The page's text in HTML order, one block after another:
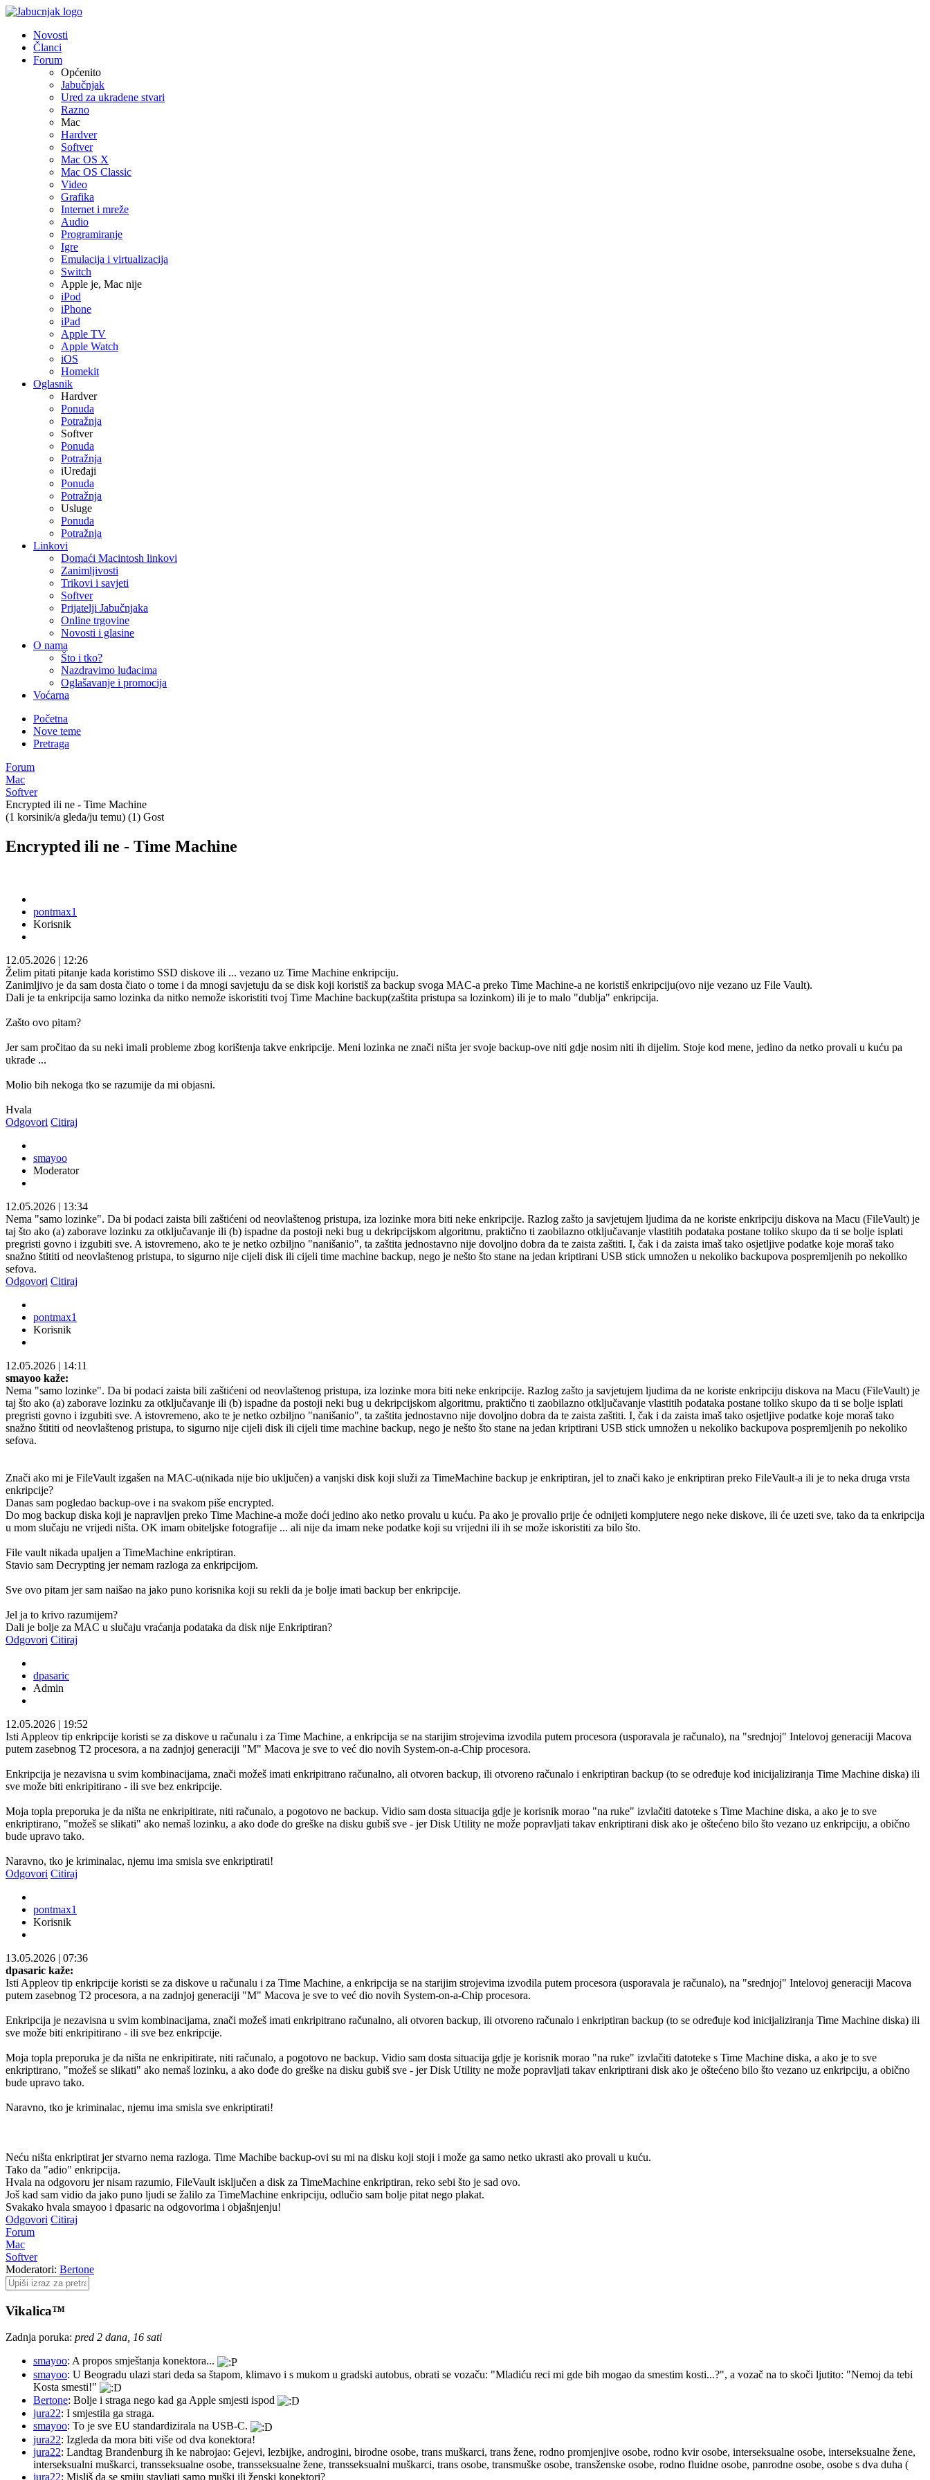
Novosti
Članci
Forum
Općenito
Jabučnjak
Ured za ukradene stvari
Razno
Mac
Hardver
Softver
Mac OS X
Mac OS Classic
Video
Grafika
Internet i mreže
Audio
Programiranje
Igre
Emulacija i virtualizacija
Switch
Apple je, Mac nije
iPod
iPhone
iPad
Apple TV
Apple Watch
iOS
Homekit
Oglasnik
Hardver
Ponuda
Potražnja
Softver
Ponuda
Potražnja
iUređaji
Ponuda
Potražnja
Usluge
Ponuda
Potražnja
Linkovi
Domaći Macintosh linkovi
Zanimljivosti
Trikovi i savjeti
Softver
Prijatelji Jabučnjaka
Online trgovine
Novosti i glasine
O nama
Što i tko?
Nazdravimo luđacima
Oglašavanje i promocija
Voćarna
Početna
Nove teme
Pretraga
Forum
Mac
Softver
Encrypted ili ne - Time Machine
(1 korsinik/a gleda/ju temu) (1) Gost
Encrypted ili ne - Time Machine
pontmax1
Korisnik
12.05.2026 | 12:26
Želim pitati pitanje kada koristimo SSD diskove ili ... vezano uz Time Machine enkripciju.
Zanimljivo je da sam dosta čiato o tome i da mnogi savjetuju da se disk koji koristiš za backup svoga MAC-a preko Time Machine-a ne koristiš enkripciju(ovo nije vezano uz File Vault).
Dali je ta enkripcija samo lozinka da nitko nemože iskoristiti tvoj Time Machine backup(zaštita pristupa sa lozinkom) ili je to malo "dublja" enkripcija.
Zašto ovo pitam?
Jer sam pročitao da su neki imali probleme zbog korištenja takve enkripcije. Meni lozinka ne znači ništa jer svoje backup-ove niti gdje nosim niti ih dijelim. Stoje kod mene, jedino da netko provali u kuću pa
ukrade ...
Molio bih nekoga tko se razumije da mi objasni.
Hvala
Odgovori Citiraj
smayoo
Moderator
12.05.2026 | 13:34
Nema "samo lozinke". Da bi podaci zaista bili zaštićeni od neovlaštenog pristupa, iza lozinke mora biti neke enkripcije. Razlog zašto ja savjetujem ljudima da ne koriste enkripciju diskova na Macu (FileVault) je
taj što ako (a) zaborave lozinku za otključavanje ili (b) ispadne da postoji neki bug u dekripcijskom algoritmu, praktično ti zaobilazno otključavanje vlastitih podataka postane toliko skupo da ti se bolje isplati
pregristi govno i izgubiti sve. A istovremeno, ako te je netko ozbiljno "nanišanio", ta zaštita jednostavno nije dovoljno dobra da te zaista zaštiti. I, čak i da zaista imaš tako osjetljive podatke koje moraš tako
snažno štititi od neovlaštenog pristupa, to sigurno nije cijeli disk ili cijeli time machine backup, nego je nešto što stane na jedan kriptirani USB stick umnožen u nekoliko backupova pospremljenih po nekoliko
sefova.
Odgovori Citiraj
pontmax1
Korisnik
12.05.2026 | 14:11
smayoo kaže:
Nema "samo lozinke". Da bi podaci zaista bili zaštićeni od neovlaštenog pristupa, iza lozinke mora biti neke enkripcije. Razlog zašto ja savjetujem ljudima da ne koriste enkripciju diskova na Macu (FileVault) je
taj što ako (a) zaborave lozinku za otključavanje ili (b) ispadne da postoji neki bug u dekripcijskom algoritmu, praktično ti zaobilazno otključavanje vlastitih podataka postane toliko skupo da ti se bolje isplati
pregristi govno i izgubiti sve. A istovremeno, ako te je netko ozbiljno "nanišanio", ta zaštita jednostavno nije dovoljno dobra da te zaista zaštiti. I, čak i da zaista imaš tako osjetljive podatke koje moraš tako
snažno štititi od neovlaštenog pristupa, to sigurno nije cijeli disk ili cijeli time machine backup, nego je nešto što stane na jedan kriptirani USB stick umnožen u nekoliko backupova pospremljenih po nekoliko
sefova.
Znači ako mi je FileVault izgašen na MAC-u(nikada nije bio uključen) a vanjski disk koji služi za TimeMachine backup je enkriptiran, jel to znači kako je enkriptiran preko FileVault-a ili je to neka druga vrsta
enkripcije?
Danas sam pogledao backup-ove i na svakom piše encrypted.
Do mog backup diska koji je napravljen preko Time Machine-a može doći jedino ako netko provalu u kuću. Pa ako je provalio prije će odnijeti kompjutere nego neke diskove, ili će uzeti sve, tako da ta enkripcija
u mom slučaju ne vrijedi ništa. OK imam obiteljske fotografije ... ali nije da imam neke podatke koji su vrijedni ili ih se može iskoristiti za bilo što.
File vault nikada upaljen a TimeMachine enkriptiran.
Stavio sam Decrypting jer nemam razloga za enkripcijom.
Sve ovo pitam jer sam naišao na jako puno korisnika koji su rekli da je bolje imati backup ber enkripcije.
Jel ja to krivo razumijem?
Dali je bolje za MAC u slučaju vraćanja podataka da disk nije Enkriptiran?
Odgovori Citiraj
dpasaric
Admin
12.05.2026 | 19:52
Isti Appleov tip enkripcije koristi se za diskove u računalu i za Time Machine, a enkripcija se na starijim strojevima izvodila putem procesora (usporavala je računalo), na "srednjoj" Intelovoj generaciji Macova
putem zasebnog T2 procesora, a na zadnjoj generaciji "M" Macova je sve to već dio novih System-on-a-Chip procesora.
Enkripcija je nezavisna u svim kombinacijama, znači možeš imati enkripitrano računalno, ali otvoren backup, ili otvoreno računalo i enkriptiran backup (to se određuje kod inicijaliziranja Time Machine diska) ili
sve može biti enkripitirano - ili sve bez enkripcije.
Moja topla preporuka je da ništa ne enkripitirate, niti računalo, a pogotovo ne backup. Vidio sam dosta situacija gdje je korisnik morao "na ruke" izvlačiti datoteke s Time Machine diska, a ako je to sve
enkriptirano, "možeš se slikati" ako nemaš lozinku, a ako dođe do greške na disku gubiš sve - jer Disk Utility ne može popravljati takav enkriptirani disk ako je oštećeno bilo što vezano uz enkripciju, a obično
bude upravo tako.
Naravno, tko je kriminalac, njemu ima smisla sve enkriptirati!
Odgovori Citiraj
pontmax1
Korisnik
13.05.2026 | 07:36
dpasaric kaže:
Isti Appleov tip enkripcije koristi se za diskove u računalu i za Time Machine, a enkripcija se na starijim strojevima izvodila putem procesora (usporavala je računalo), na "srednjoj" Intelovoj generaciji Macova
putem zasebnog T2 procesora, a na zadnjoj generaciji "M" Macova je sve to već dio novih System-on-a-Chip procesora.
Enkripcija je nezavisna u svim kombinacijama, znači možeš imati enkripitrano računalno, ali otvoren backup, ili otvoreno računalo i enkriptiran backup (to se određuje kod inicijaliziranja Time Machine diska) ili
sve može biti enkripitirano - ili sve bez enkripcije.
Moja topla preporuka je da ništa ne enkripitirate, niti računalo, a pogotovo ne backup. Vidio sam dosta situacija gdje je korisnik morao "na ruke" izvlačiti datoteke s Time Machine diska, a ako je to sve
enkriptirano, "možeš se slikati" ako nemaš lozinku, a ako dođe do greške na disku gubiš sve - jer Disk Utility ne može popravljati takav enkriptirani disk ako je oštećeno bilo što vezano uz enkripciju, a obično
bude upravo tako.
Naravno, tko je kriminalac, njemu ima smisla sve enkriptirati!
Neću ništa enkriptirat jer stvarno nema razloga. Time Machibe backup-ovi su mi na disku koji stoji i može ga samo netko ukrasti ako provali u kuću.
Tako da "adio" enkripcija.
Hvala na odgovoru jer nisam razumio, FileVault isključen a disk za TimeMachine enkriptiran, reko sebi što je sad ovo.
Još kad sam vidio da jako puno ljudi se žalilo za TimeMachine enkripciju, odlučio sam bolje pitat nego plakat.
Svakako hvala smayoo i dpasaric na odgovorima i objašnjenju!
Odgovori Citiraj
Forum
Mac
Softver
Moderatori: Bertone
Vikalica™
Zadnja poruka: pred 2 dana, 16 sati
smayoo: A propos smještanja konektora...
smayoo: U Beogradu ulazi stari deda sa štapom, klimavo i s mukom u gradski autobus, obrati se vozaču: "Mladiću reci mi gde bih mogao da smestim kosti...?", a vozač na to skoči ljutito: "Nemoj da tebi
Kosta smesti!"
Bertone: Bolje i straga nego kad ga Apple smjesti ispod
jura22: I smjestila ga straga.
smayoo: To je sve EU standardizirala na USB-C.
jura22: Izgleda da mora biti više od dva konektora!
jura22: Landtag Brandenburg ih ke nabrojao: Gejevi, lezbijke, androgini, birodne osobe, trans muškarci, trans žene, rodno promjenjive osobe, rodno kvir osobe, interseksualne osobe, interseksualne žene,
interseksualni muškarci, transseksualne osobe, transseksualne žene, transseksualni muškarci, trans osobe, transmuške osobe, transženske osobe, rodno fluidne osobe, panrodne osobe, osobe s dva duha (
jura22: Misliš da se smiju stavljati samo muški ili ženski konektori?